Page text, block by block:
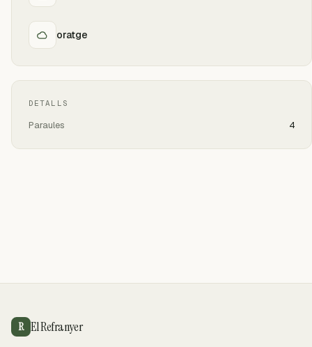
oratge
DETALLS
Paraules 4
R El Refranyer